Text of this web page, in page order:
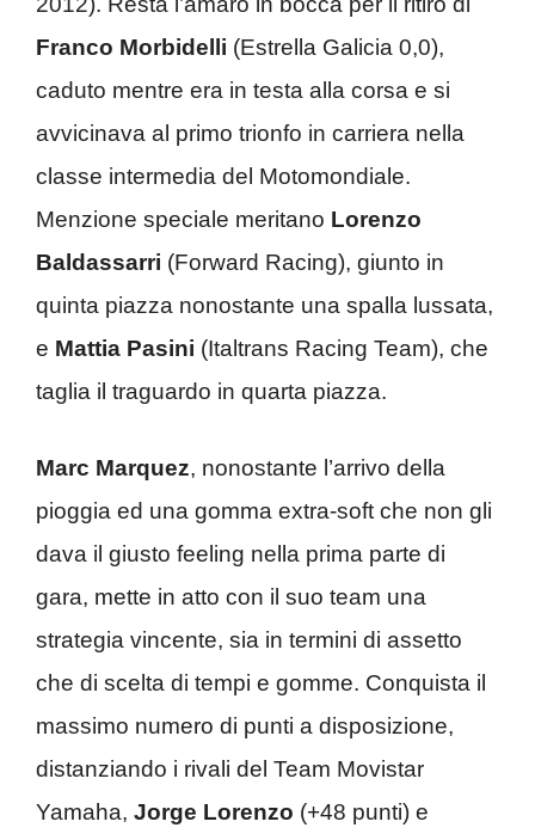
Franco Morbidelli (Estrella Galicia 0,0),
caduto mentre era in testa alla corsa e si
avvicinava al primo trionfo in carriera nella
classe intermedia del Motomondiale.
Menzione speciale meritano Lorenzo
Baldassarri (Forward Racing), giunto in
quinta piazza nonostante una spalla lussata,
e Mattia Pasini (Italtrans Racing Team), che
taglia il traguardo in quarta piazza.
Marc Marquez, nonostante l’arrivo della
pioggia ed una gomma extra-soft che non gli
dava il giusto feeling nella prima parte di
gara, mette in atto con il suo team una
strategia vincente, sia in termini di assetto
che di scelta di tempi e gomme. Conquista il
massimo numero di punti a disposizione,
distanziando i rivali del Team Movistar
Yamaha, Jorge Lorenzo (+48 punti) e